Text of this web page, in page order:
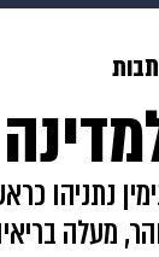
צבא וביטחון
משפט
מעלה